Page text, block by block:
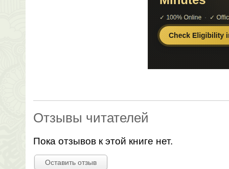
Отзывы читателей
Пока отзывов к этой книге нет.
Оставить отзыв